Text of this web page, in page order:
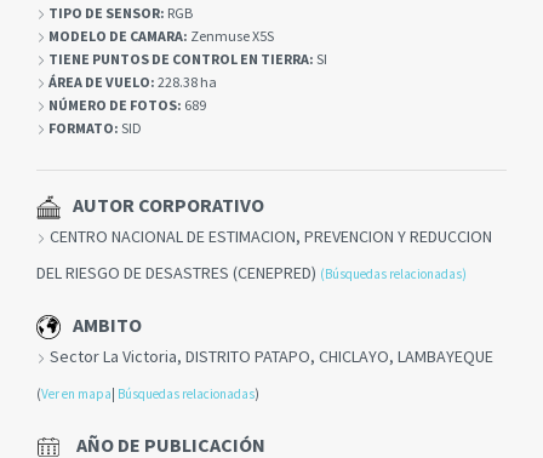
TIPO DE SENSOR: RGB
MODELO DE CAMARA: Zenmuse X5S
TIENE PUNTOS DE CONTROL EN TIERRA: SI
ÁREA DE VUELO: 228.38 ha
NÚMERO DE FOTOS: 689
FORMATO: SID
AUTOR CORPORATIVO
CENTRO NACIONAL DE ESTIMACION, PREVENCION Y REDUCCION
DEL RIESGO DE DESASTRES (CENEPRED) (Búsquedas relacionadas)
AMBITO
Sector La Victoria, DISTRITO PATAPO, CHICLAYO, LAMBAYEQUE
(Ver en mapa Búsquedas relacionadas)
AÑO DE PUBLICACIÓN